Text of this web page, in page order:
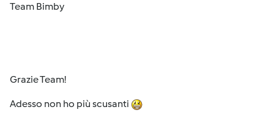
Team Bimby
Grazie Team!
Adesso non ho più scusanti